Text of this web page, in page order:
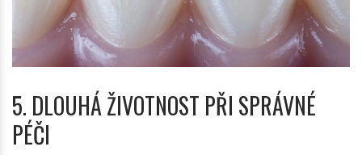
5. DLOUHÁ ŽIVOTNOST PŘI SPRÁVNÉ
PÉČI